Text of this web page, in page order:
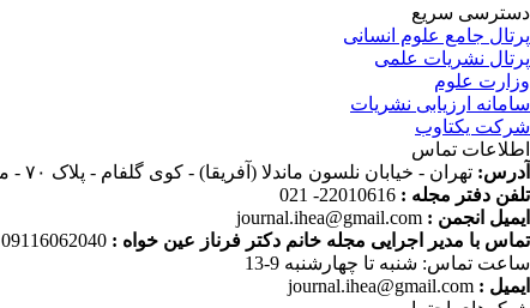
دسترسی سریع
پرتال جامع علوم انسانی
پرتال نشریات علمی
وزارت علوم
سامانه ارزیابی نشریات
شرکت یکتاوب
اطلاعات تماس
آدرس: تهران - خیابان نلسون ماندلا (آفریقا) - کوی گلفام - پلاک ۷۰ - موسسه پژوهش و برنامه ریزی آموزش عالی
تلفن دفتر مجله : 22010616- 021
ایمیل انجمن : journal.ihea@gmail.com
تماس با مدیر اجرایی مجله خانم دکتر فرناز عین خواه : 09116062040
ساعت تماس: شنبه تا چهارشنبه 9-13
ایمیل : journal.ihea@gmail.com